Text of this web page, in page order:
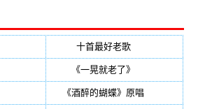
十首最好老歌(300)
《一晃就老了》
《酒醉的蝴蝶》原唱